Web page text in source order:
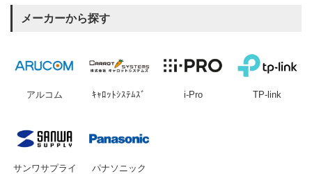
メーカーから探す
アルコム ｷｬﾛｯﾄｼｽﾃﾑｽﾞ i-Pro TP-link
サンワサプライ パナソニック